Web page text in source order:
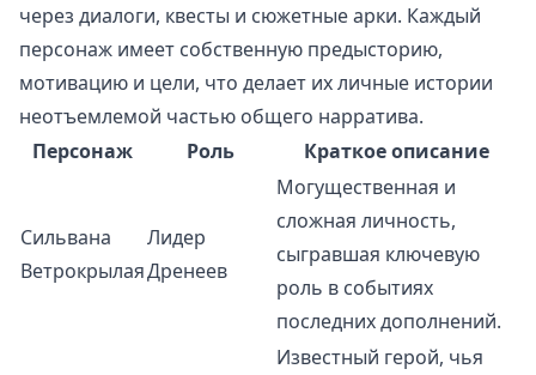
через диалоги, квесты и сюжетные арки. Каждый
персонаж имеет собственную предысторию,
мотивацию и цели, что делает их личные истории
неотъемлемой частью общего нарратива.
Персонаж
Роль Краткое описание
Сильвана
Ветрокрылая
Лидер
Дренеев
Могущественная и
сложная личность,
сыгравшая ключевую
роль в событиях
последних дополнений.
Известный герой, чья